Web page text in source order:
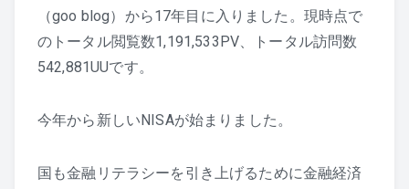
（goo blog）から17年目に入りました。現時点で
のトータル閲覧数1,191,533PV、トータル訪問数
542,881UUです。
今年から新しいNISAが始まりました。
国も金融リテラシーを引き上げるために金融経済